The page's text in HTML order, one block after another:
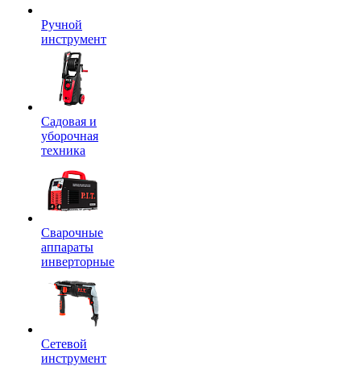
Ручной
инструмент
Садовая и
уборочная
техника
Сварочные
аппараты
инверторные
Сетевой
инструмент